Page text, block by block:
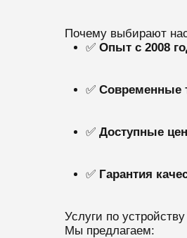
Почему выбирают
✅ Опыт с 2008
✅ Современные
✅ Доступные
✅ Гарантия
Услуги по
Мы предлагаем: